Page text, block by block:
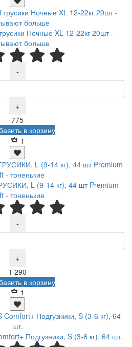
Ночные XL 12-22кг 20шт -
больше
-
+
775Р
в корзину
1
L (9-14 кг), 44 шт Premium
- тоненькие
-
+
1 290
в корзину
1
Подгузники, S (3-6 кг), 64 шт.